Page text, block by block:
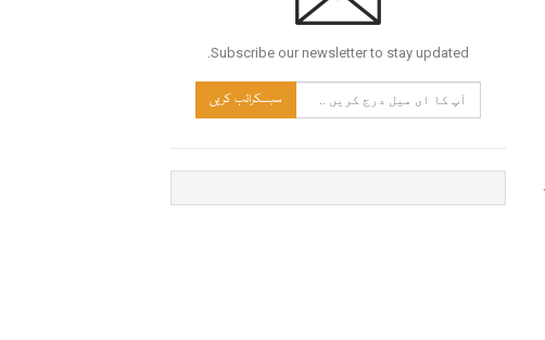
Subscribe our newsletter to stay updated.
سبسکرائب کریں